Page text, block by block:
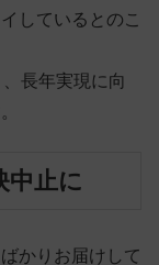
しているとのこ
長年実現に向
中止に
かりお届けして